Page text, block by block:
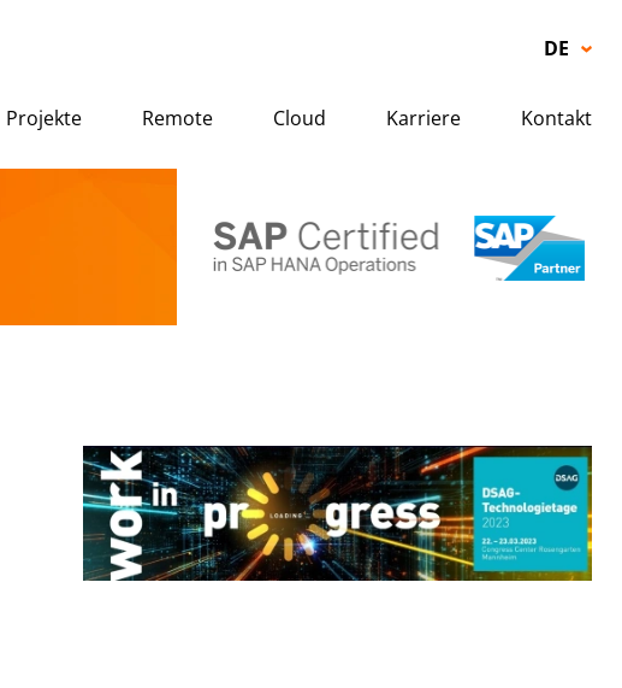
Projekte Remote Cloud Karriere Kontakt
DE